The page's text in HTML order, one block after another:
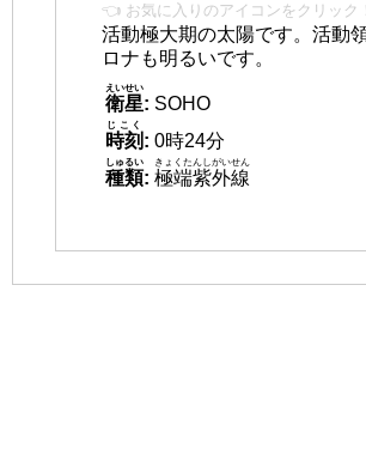
👈 お気に入りのアイコンをクリック！
活動極大期の太陽です。活動
ロナも明るいです。
衛星
えいせい
: SOHO
時刻
じこく
: 0時24分
種類
しゅるい
: 極端紫外線
きょくたんしがいせん